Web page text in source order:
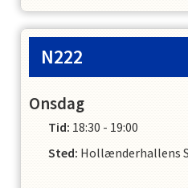
N222
Onsdag
Tid: 18:30 - 19:00
Sted: Hollænderhallens